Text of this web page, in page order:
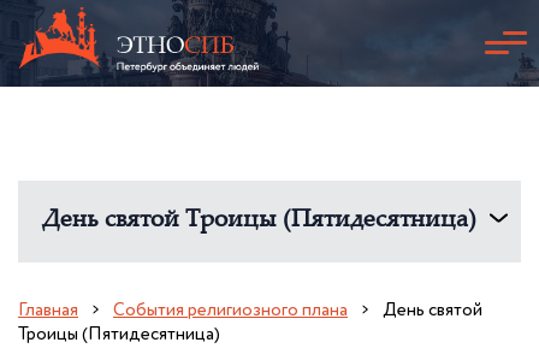
День святой Троицы (Пятидесятница)
Главная События религиозного плана
День святой
Троицы (Пятидесятница)